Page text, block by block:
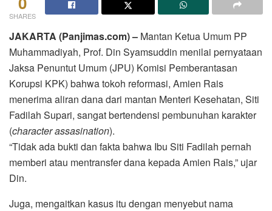
SHARES
JAKARTA (Panjimas.com) – Mantan Ketua Umum PP
Muhammadiyah, Prof. Din Syamsuddin menilai pernyataan
Jaksa Penuntut Umum (JPU) Komisi Pemberantasan
Korupsi KPK) bahwa tokoh reformasi, Amien Rais
menerima aliran dana dari mantan Menteri Kesehatan, Siti
Fadilah Supari, sangat bertendensi pembunuhan karakter
(character assasination).
“Tidak ada bukti dan fakta bahwa Ibu Siti Fadilah pernah
memberi atau mentransfer dana kepada Amien Rais,” ujar
Din.
Juga, mengaitkan kasus itu dengan menyebut nama